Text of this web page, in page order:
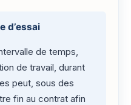
d’essai
de temps,
de travail, durant
peut, sous des
fin au contrat afin